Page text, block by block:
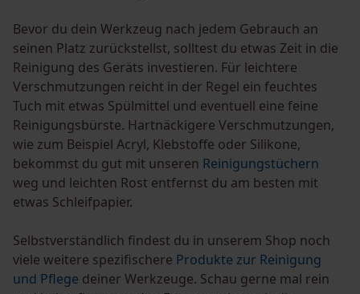
Bevor du dein Werkzeug nach jedem Gebrauch an
seinen Platz zurückstellst, solltest du etwas Zeit in die
Reinigung des Geräts investieren. Für leichtere
Verschmutzungen reicht in der Regel ein feuchtes
Tuch mit etwas Spülmittel und eventuell eine feine
Reinigungsbürste. Hartnäckigere Verschmutzungen,
wie zum Beispiel Acryl, Klebstoffe oder Silikone,
bekommst du gut mit unseren Reinigungstüchern
weg und leichten Rost entfernst du am besten mit
etwas Schleifpapier.
Selbstverständlich findest du in unserem Shop noch
viele weitere spezifischere Produkte zur Reinigung
und Pflege deiner Werkzeuge. Schau gerne mal rein
Geo-IP und User Detection
YouTube-Videos
Google Maps
Kontaktaufnahme per Chat
Marketing Cookies
Google Global Site Tag
Microsoft Advertising Universal
Event Tracking